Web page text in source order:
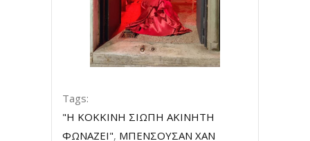
Tags:
"Η ΚΟΚΚΙΝΗ ΣΙΩΠΗ ΑΚΙΝΗΤΗ
ΦΩΝΑΖΕΙ", ΜΠΕΝΣΟΥΣΑΝ ΧΑΝ